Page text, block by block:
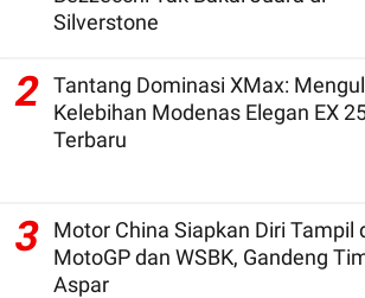
Silverstone
2 Tantang Dominasi XMax:
Kelebihan Modenas Elegan EX
Terbaru
3
Motor China Siapkan Diri Tampil
MotoGP dan WSBK, Gandeng
Aspar